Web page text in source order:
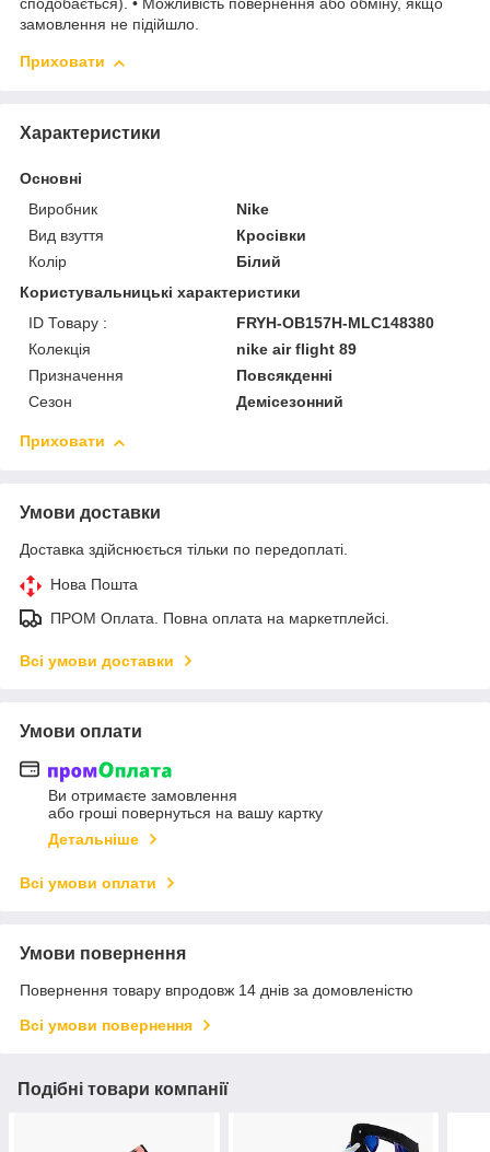
сподобається). • Можливість повернення або обміну, якщо
замовлення не підійшло.
Приховати
Характеристики
Основні
Виробник
Nike
Вид взуття
Кросівки
Колір
Білий
Користувальницькі характеристики
ID Товару :
FRYH-OB157H-MLC148380
Колекція
nike air flight 89
Призначення
Повсякденні
Сезон
Демісезонний
Приховати
Умови доставки
Доставка здійснюється тільки по передоплаті.
Нова Пошта
ПРОМ Оплата. Повна оплата на маркетплейсі.
Всі умови доставки
Умови оплати
Ви отримаєте замовлення
або гроші повернуться на вашу картку
Детальніше
Всі умови оплати
Умови повернення
Повернення товару впродовж 14 днів за домовленістю
Всі умови повернення
Подібні товари компанії